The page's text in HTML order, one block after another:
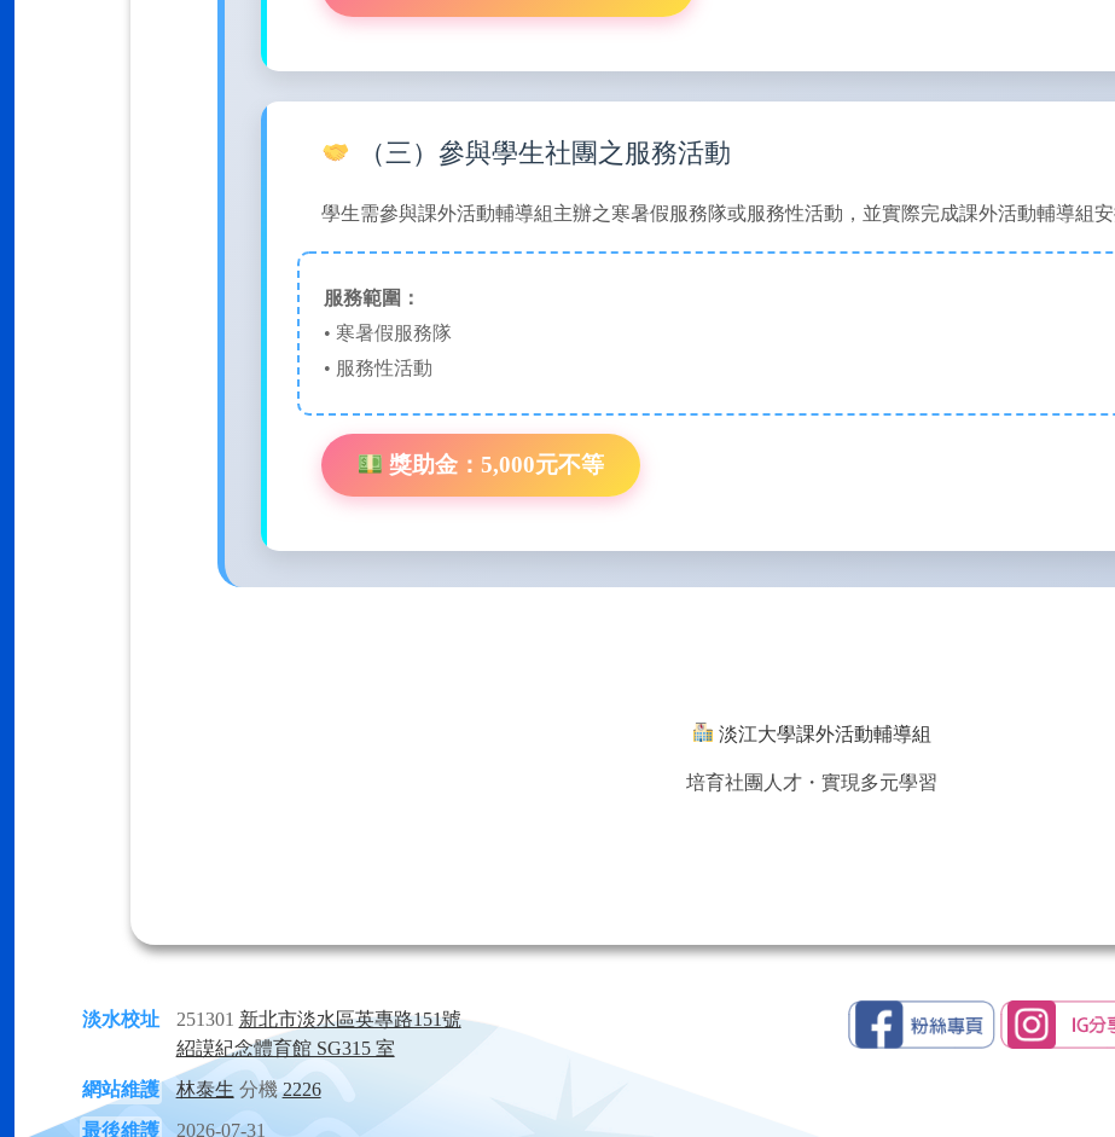
（三）參與學生社團之服務活動
學生需參與課外活動輔導組主辦之寒暑假服務隊或服務性活動，並實際完成課外活動輔導組安
服務範圍：
• 寒暑假服務隊
• 服務性活動
獎助金：5,000元不等
淡江大學課外活動輔導組
培育社團人才・實現多元學習
淡水校址 251301 新北市淡水區英專路151號
紹謨紀念體育館 SG315 室
網站維護
林泰生 分機 2226
最後維護
2026-07-31